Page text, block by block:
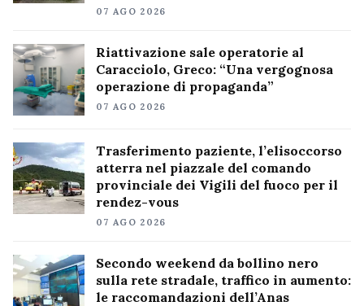
07 AGO 2026
Riattivazione sale operatorie al
Caracciolo, Greco: “Una vergognosa
operazione di propaganda”
07 AGO 2026
Trasferimento paziente, l’elisoccorso
atterra nel piazzale del comando
provinciale dei Vigili del fuoco per il
rendez-vous
07 AGO 2026
Secondo weekend da bollino nero
sulla rete stradale, traffico in aumento:
le raccomandazioni dell’Anas